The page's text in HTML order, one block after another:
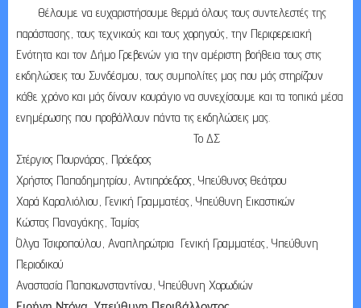
Θέλουμε να ευχαριστήσουμε θερμά όλους τους συντελεστές της
παράστασης, τους τεχνικούς και τους χορηγούς, την Περιφερειακή
Ενότητα και τον Δήμο Γρεβενών για την αμέριστη βοήθεια τους στις
εκδηλώσεις του Συνδέσμου, τους συμπολίτες μας που μάς στηρίζουν
κάθε χρόνο και μάς δίνουν κουράγιο να συνεχίσουμε και τα τοπικά μέσα
ενημέρωσης που προβάλλουν πάντα τις εκδηλώσεις μας.
Το ΔΣ
Στέργιος Πουρνάρας, Πρόεδρος
Χρήστος Παπαδημητρίου, Αντιπρόεδρος, Υπεύθυνος Θεάτρου
Χαρά Καραλιόλιου, Γενική Γραμματέας, Υπεύθυνη Εικαστικών
Κώστας Παναγάκης, Ταμίας
Όλγα Τσιφοπούλου, Αναπληρώτρια Γενική Γραμματέας, Υπεύθυνη
Περιοδικού
Αναστασία Παπακωνσταντίνου, Υπεύθυνη Χορωδιών